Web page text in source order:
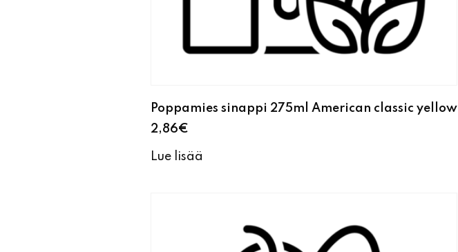
Poppamies sinappi 275ml American classic yellow
2,86€
Lue lisää